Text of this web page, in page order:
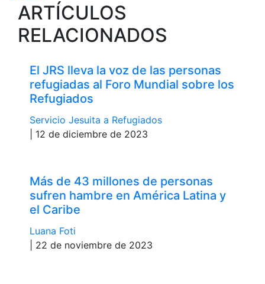
ARTÍCULOS
RELACIONADOS
El JRS lleva la voz de las personas
refugiadas al Foro Mundial sobre los
Refugiados
Servicio Jesuita a Refugiados
| 12 de diciembre de 2023
Más de 43 millones de personas
sufren hambre en América Latina y
el Caribe
Luana Foti
| 22 de noviembre de 2023